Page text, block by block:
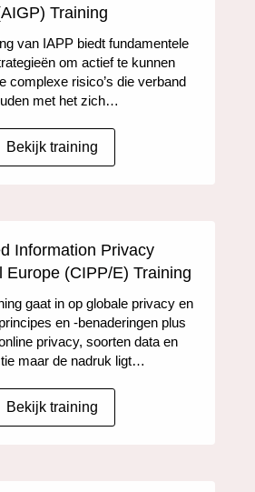
Training
van IAPP biedt fundamentele
om actief te kunnen
complexe risico’s die verband
met het zich…
Bekijk training
Information Privacy
Europe (CIPP/E) Training
gaat in op globale privacy en
en -benaderingen plus
privacy, soorten data en
maar de nadruk ligt…
Bekijk training